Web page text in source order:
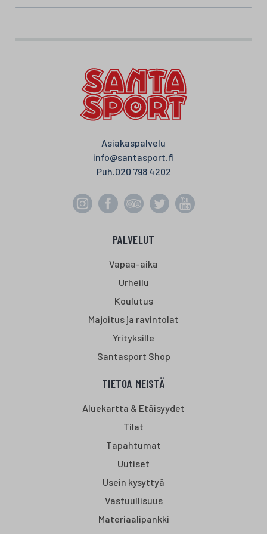
Asiakaspalvelu
info@santasport.fi
Puh. 020 798 4202
PALVELUT
Vapaa-aika
Urheilu
Koulutus
Majoitus ja ravintolat
Yrityksille
Santasport Shop
TIETOA MEISTÄ
Aluekartta & Etäisyydet
Tilat
Tapahtumat
Uutiset
Usein kysyttyä
Vastuullisuus
Materiaalipankki